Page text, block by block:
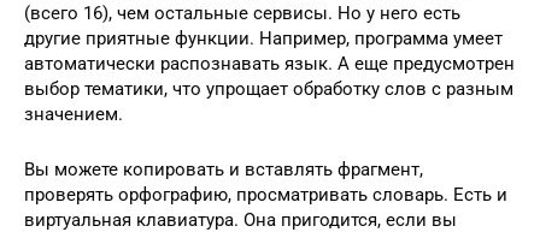
(всего 16), чем остальные сервисы. Но у него есть
другие приятные функции. Например, программа умеет
автоматически распознавать язык. А еще предусмотрен
выбор тематики, что упрощает обработку слов с разным
значением.
Вы можете копировать и вставлять фрагмент,
проверять орфографию, просматривать словарь. Есть и
виртуальная клавиатура. Она пригодится, если вы